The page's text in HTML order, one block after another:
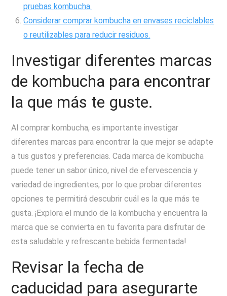
pruebas kombucha.
Considerar comprar kombucha en envases reciclables
o reutilizables para reducir residuos.
Investigar diferentes marcas
de kombucha para encontrar
la que más te guste.
Al comprar kombucha, es importante investigar
diferentes marcas para encontrar la que mejor se adapte
a tus gustos y preferencias. Cada marca de kombucha
puede tener un sabor único, nivel de efervescencia y
variedad de ingredientes, por lo que probar diferentes
opciones te permitirá descubrir cuál es la que más te
gusta. ¡Explora el mundo de la kombucha y encuentra la
marca que se convierta en tu favorita para disfrutar de
esta saludable y refrescante bebida fermentada!
Revisar la fecha de
caducidad para asegurarte